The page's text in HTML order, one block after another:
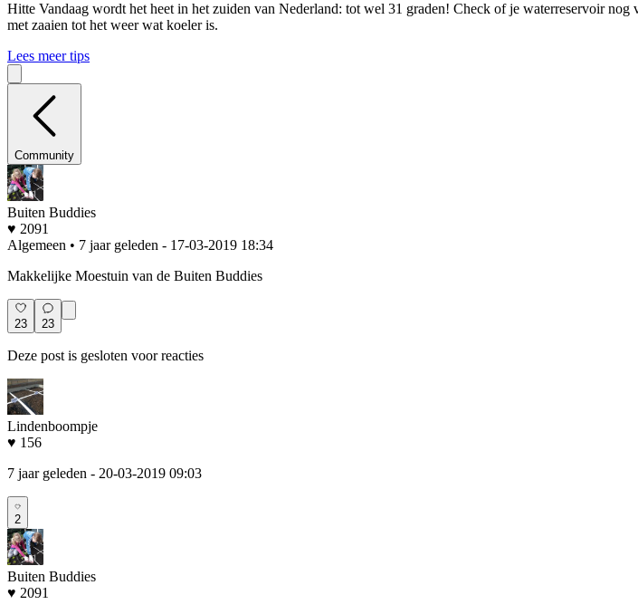
Hitte Vandaag wordt het heet in het zuiden van Nederland: tot wel 31 graden! Check of je waterreservoir
met zaaien tot het weer wat koeler is.
Lees meer tips
Community
Buiten Buddies
♥ 2091
Algemeen • 7 jaar geleden - 17-03-2019 18:34
Makkelijke Moestuin van de Buiten Buddies
23 23
Deze post is gesloten voor reacties
Lindenboompje
♥ 156
7 jaar geleden - 20-03-2019 09:03
2
Buiten Buddies
♥ 2091